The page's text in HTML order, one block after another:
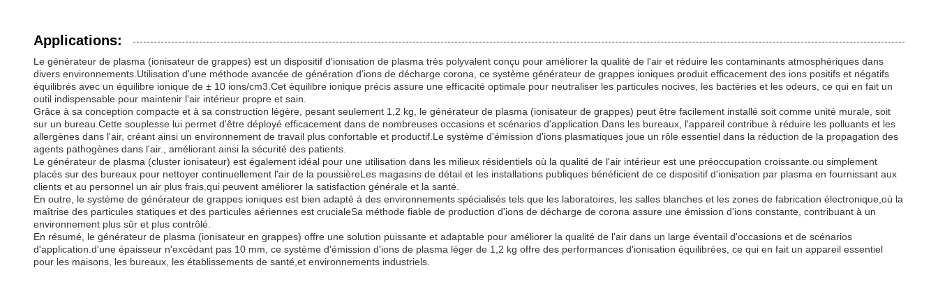
Applications:
Le générateur de plasma (ionisateur de grappes) est un dispositif d'ionisation de plasma très polyvalent conçu pour améliorer la qualité de l'air et réduire les contaminants atmosphériques dans
divers environnements.Utilisation d'une méthode avancée de génération d'ions de décharge corona, ce système générateur de grappes ioniques produit efficacement des ions positifs et négatifs
équilibrés avec un équilibre ionique de ± 10 ions/cm3.Cet équilibre ionique précis assure une efficacité optimale pour neutraliser les particules nocives, les bactéries et les odeurs, ce qui en fait un
outil indispensable pour maintenir l'air intérieur propre et sain.
Grâce à sa conception compacte et à sa construction légère, pesant seulement 1,2 kg, le générateur de plasma (ionisateur de grappes) peut être facilement installé soit comme unité murale, soit
sur un bureau.Cette souplesse lui permet d'être déployé efficacement dans de nombreuses occasions et scénarios d'application.Dans les bureaux, l'appareil contribue à réduire les polluants et les
allergènes dans l'air, créant ainsi un environnement de travail plus confortable et productif.Le système d'émission d'ions plasmatiques joue un rôle essentiel dans la réduction de la propagation des
agents pathogènes dans l'air., améliorant ainsi la sécurité des patients.
Le générateur de plasma (cluster ionisateur) est également idéal pour une utilisation dans les milieux résidentiels où la qualité de l'air intérieur est une préoccupation croissante.ou simplement
placés sur des bureaux pour nettoyer continuellement l'air de la poussièreLes magasins de détail et les installations publiques bénéficient de ce dispositif d'ionisation par plasma en fournissant aux
clients et au personnel un air plus frais,qui peuvent améliorer la satisfaction générale et la santé.
En outre, le système de générateur de grappes ioniques est bien adapté à des environnements spécialisés tels que les laboratoires, les salles blanches et les zones de fabrication électronique,où la
maîtrise des particules statiques et des particules aériennes est crucialeSa méthode fiable de production d'ions de décharge de corona assure une émission d'ions constante, contribuant à un
environnement plus sûr et plus contrôlé.
En résumé, le générateur de plasma (ionisateur en grappes) offre une solution puissante et adaptable pour améliorer la qualité de l'air dans un large éventail d'occasions et de scénarios
d'application.d'une épaisseur n'excédant pas 10 mm, ce système d'émission d'ions de plasma léger de 1,2 kg offre des performances d'ionisation équilibrées, ce qui en fait un appareil essentiel
pour les maisons, les bureaux, les établissements de santé,et environnements industriels.